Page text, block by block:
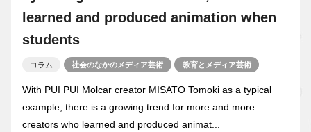
learned and produced animation when
students
コラム 社会のなかのメディア芸術 教育とメディア芸術
With PUI PUI Molcar creator MISATO Tomoki as a typical
example, there is a growing trend for more and more
creators who learned and produced animat...